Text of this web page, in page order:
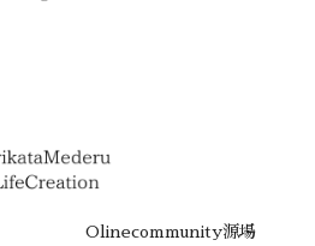
Olinecommunity源場